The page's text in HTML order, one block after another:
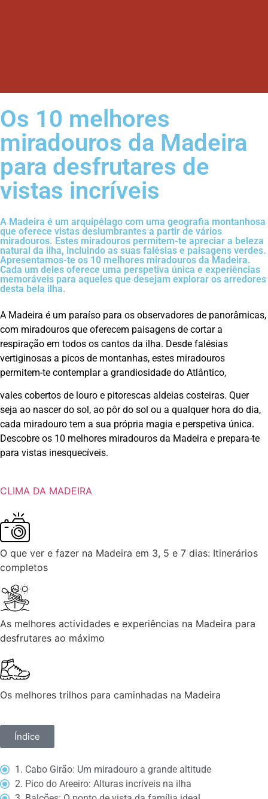
Os 10 melhores
miradouros da Madeira
para desfrutares de
vistas incríveis
A Madeira é um arquipélago com uma geografia montanhosa
que oferece vistas deslumbrantes a partir de vários
miradouros. Estes miradouros permitem-te apreciar a beleza
natural da ilha, incluindo as suas falésias e paisagens verdes.
Apresentamos-te os 10 melhores miradouros da Madeira.
Cada um deles oferece uma perspetiva única e experiências
memoráveis para aqueles que desejam explorar os arredores
desta bela ilha.
A Madeira é um paraíso para os observadores de panorâmicas,
com miradouros que oferecem paisagens de cortar a
respiração em todos os cantos da ilha. Desde falésias
vertiginosas a picos de montanhas, estes miradouros
permitem-te contemplar a grandiosidade do Atlântico,
vales cobertos de louro e pitorescas aldeias costeiras. Quer
seja ao nascer do sol, ao pôr do sol ou a qualquer hora do dia,
cada miradouro tem a sua própria magia e perspetiva única.
Descobre os 10 melhores miradouros da Madeira e prepara-te
para vistas inesquecíveis.
CLIMA DA MADEIRA
O que ver e fazer na Madeira em 3, 5 e 7 dias: Itinerários
completos
As melhores actividades e experiências na Madeira para
desfrutares ao máximo
Os melhores trilhos para caminhadas na Madeira
Índice
1. Cabo Girão: Um miradouro a grande altitude
2. Pico do Areeiro: Alturas incríveis na ilha